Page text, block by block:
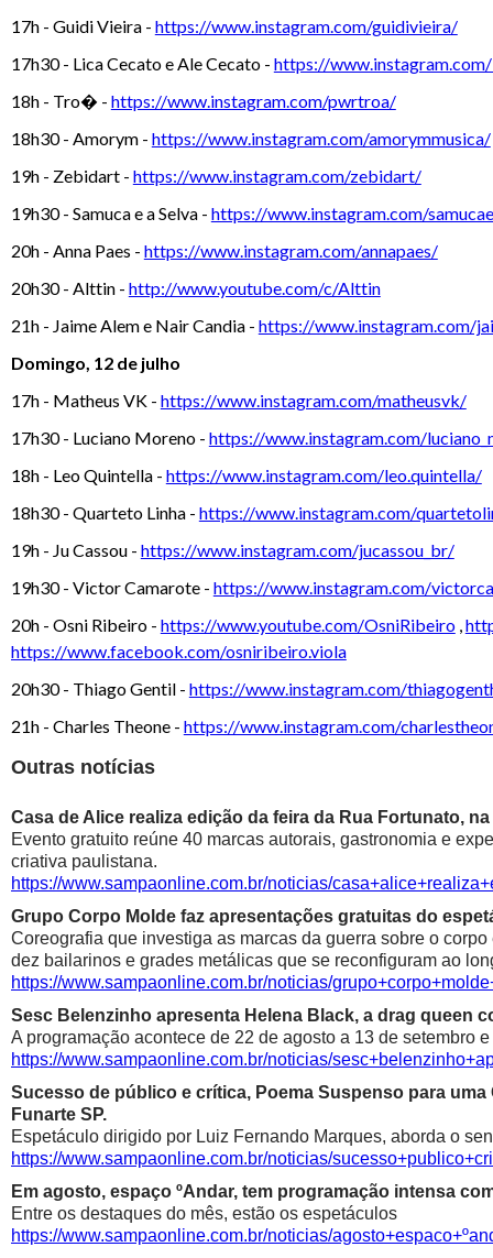
17h - Guidi Vieira - https://www.instagram.com/guidivieira/
17h30 - Lica Cecato e Ale Cecato - https://
18h - Tro� - https://www.instagram.com/pwrtroa/
18h30 - Amorym - https://www.instagram.com/amorymmusica/
19h - Zebidart - https://www.instagram.com/zebidart/
19h30 - Samuca e a Selva - https://www.instagram.com/
20h - Anna Paes - https://www.instagram.com/annapaes/
20h30 - Alttin - http://www.youtube.com/c/Alttin
21h - Jaime Alem e Nair Candia - https://www.instagram.com/
Domingo, 12 de julho
17h - Matheus VK - https://www.instagram.com/matheusvk/
17h30 - Luciano Moreno - https://www.instagram.com/
18h - Leo Quintella - https://www.instagram.com/leo.quintella/
18h30 - Quarteto Linha - https://www.instagram.com/
19h - Ju Cassou - https://www.instagram.com/jucassou_br/
19h30 - Victor Camarote - https://www.instagram.com/
20h - Osni Ribeiro - https://www.youtube.com/OsniRibeiro,
https://www.facebook.com/osniribeiro.viola
20h30 - Thiago Gentil - https://www.instagram.com/
21h - Charles Theone - https://www.instagram.com/
Outras notícias
Casa de Alice realiza edição da feira da Rua Fortunato,
Evento gratuito reúne 40 marcas autorais, gastronomia e
criativa paulistana.
https://www.sampaonline.com.br/noticias/
Grupo Corpo Molde faz apresentações gratuitas do
Coreografia que investiga as marcas da guerra sobre o
dez bailarinos e grades metálicas que se reconfiguram ao
https://www.sampaonline.com.br/noticias/
Sesc Belenzinho apresenta Helena Black, a drag queen
A programação acontece de 22 de agosto a 13 de setembro
https://www.sampaonline.com.br/noticias/
Sucesso de público e crítica, Poema Suspenso para
Funarte SP.
Espetáculo dirigido por Luiz Fernando Marques, aborda o
https://www.sampaonline.com.br/noticias/
Em agosto, espaço ºAndar, tem programação intensa
Entre os destaques do mês, estão os espetáculos
https://www.sampaonline.com.br/noticias/